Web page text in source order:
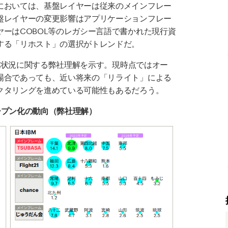
いては、基盤レイヤーは従来のメインフレー
イヤーの変更影響はアプリケーションフレー
ーはCOBOL等のレガシー言語で書かれた現行資
「リホスト」の選択がトレンドだ。
況に関する弊社理解を示す。現時点ではオー
であっても、近い将来の「リライト」による
リングを進めている可能性もあるだろう。
ン化の動向（弊社理解）